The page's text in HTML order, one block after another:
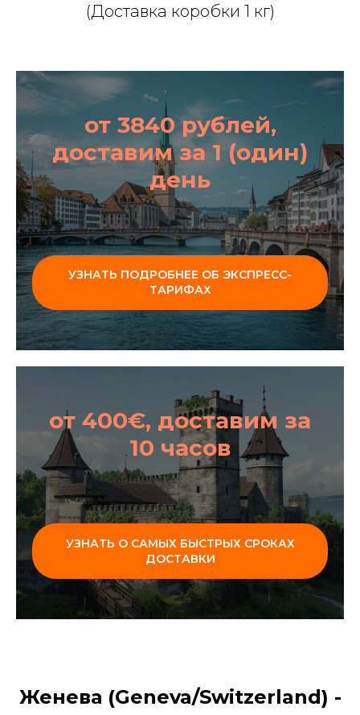
(Доставка коробки 1 кг)
от 3840 рублей,
доставим за 1 (один)
день
УЗНАТЬ ПОДРОБНЕЕ ОБ ЭКСПРЕСС-
ТАРИФАХ
от 400€, доставим за
10 часов
УЗНАТЬ О САМЫХ БЫСТРЫХ СРОКАХ
ДОСТАВКИ
Женева (Geneva/Switzerland) -